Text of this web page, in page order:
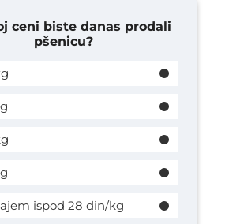
ceni biste danas prodali
pšenicu?
ispod 28 din/kg